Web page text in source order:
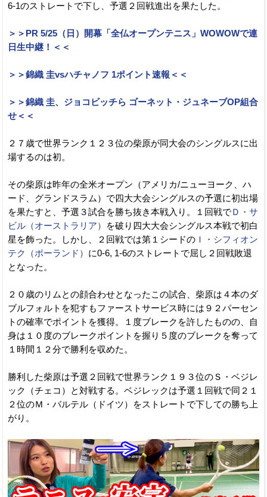
6-1のストレートで下し、予選２回戦進出を果たした。
＞＞PR 5/25（日）開幕「全仏オープンテニス」WOWOWで連
日生中継！＜＜
＞＞錦織 圭vsハチャノフ 1ポイント速報＜＜
＞＞錦織 圭、ジョコビッチら ゴーネット・ジュネーブOP組合
せ＜＜
２７歳で世界ランク１２３位の柴原が同大会のシングルスに出
場するのは初。
その柴原は昨年の全米オープン（アメリカ/ニューヨーク、ハ
ード、グランドスラム）で四大大会シングルスの予選に初出場
を果たすと、予選３試合を勝ち抜き本戦入り。１回戦でＤ・サ
ビル（オーストラリア）
を破り四大大会シングルス本戦で初白
星を飾った。しかし、２回戦では第１シードの Ｉ・シフィオン
テク（ポーランド） に0-6, 1-6のストレートで屈し２回戦敗退
となった。
２０歳のリムとの顔合わせとなったこの試合、柴原は４本のダ
ブルフォルトを犯すもファーストサービス時には９２パーセン
トの確率でポイントを獲得。１度ブレークを許したものの、自
身は１０度のブレークポイントを握り５度のブレークを奪って
１時間１２分で勝利を収めた。
勝利した柴原は予選２回戦で世界ランク１９３位のＳ・ベジレ
ック（チェコ）と対戦する。ベジレックは予選１回戦で同２１
２位のＭ・バルテル（ドイツ）をストレートで下しての勝ち上
がり。